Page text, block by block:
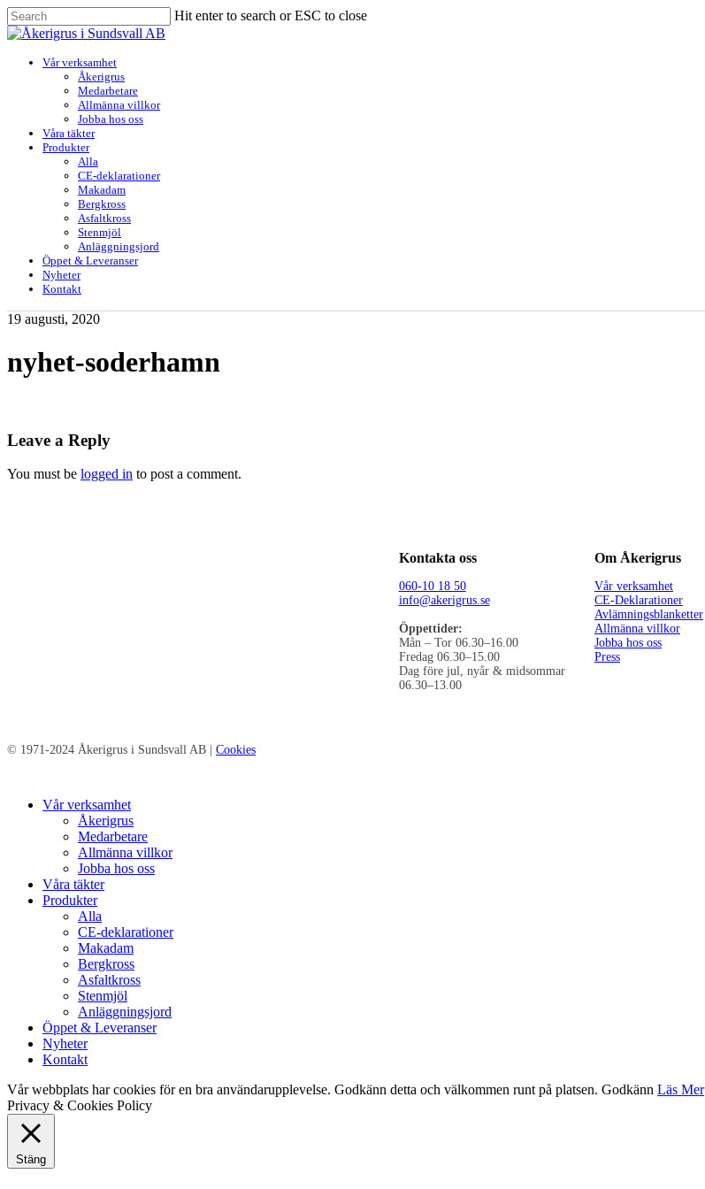
Skip
to
content
Hit enter to search or ESC to close
Close
Menu
Vår verksamhet
Åkerigrus
Medarbetare
Allmänna villkor
Jobba hos oss
Våra täkter
Produkter
Alla
CE-deklarationer
Makadam
Bergkross
Asfaltkross
Stenmjöl
Anläggningsjord
Öppet & Leveranser
Nyheter
Kontakt
19 augusti, 2020
nyhet-soderhamn
Leave a Reply
You must be logged in to post a comment.
Kontakta oss
060-10 18 50
info@akerigrus.se
Öppettider:
Mån – Tor 06.30–16.00
Fredag 06.30–15.00
Dag före jul, nyår & midsommar
06.30–13.00
Om Åkerigrus
Vår verksamhet
CE-Deklarationer
Avlämningsblanketter
Allmänna villkor
Jobba hos oss
Press
© 1971-2024 Åkerigrus i Sundsvall AB | Cookies
Close
Vår verksamhet
Åkerigrus
Medarbetare
Allmänna villkor
Jobba hos oss
Våra täkter
Produkter
Alla
CE-deklarationer
Makadam
Bergkross
Asfaltkross
Stenmjöl
Anläggningsjord
Öppet & Leveranser
Nyheter
Kontakt
Vår webbplats har cookies för en bra användarupplevelse. Godkänn detta och välkommen runt på platsen. Godkänn Läs Mer
Privacy & Cookies Policy
Stäng